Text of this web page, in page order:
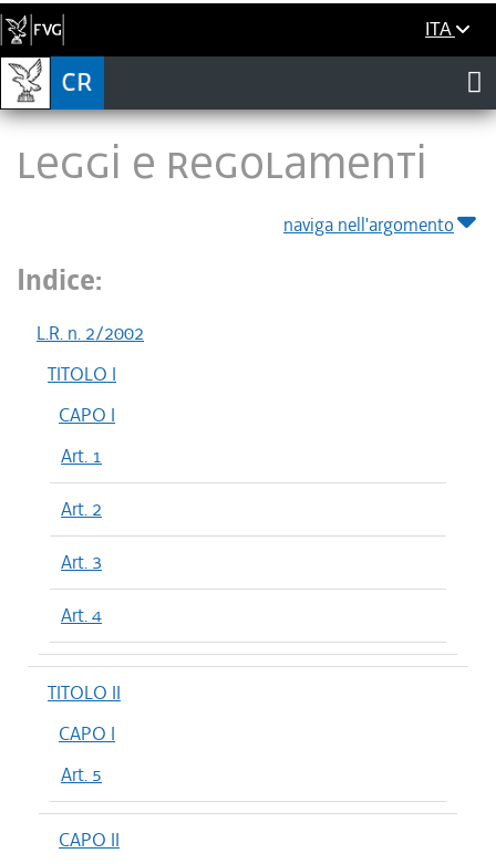
ITA
LEGGI E REGOLAMENTI
naviga nell'argomento
Indice:
L.R. n. 2/2002
TITOLO I
CAPO I
Art. 1
Art. 2
Art. 3
Art. 4
TITOLO II
CAPO I
Art. 5
CAPO II